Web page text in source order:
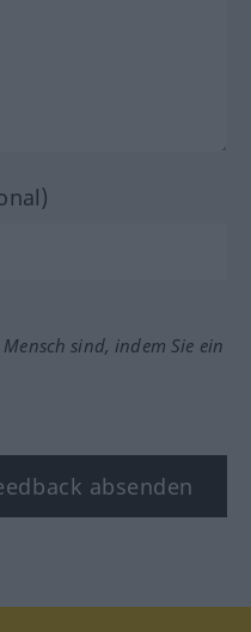
sind, indem Sie ein
absenden